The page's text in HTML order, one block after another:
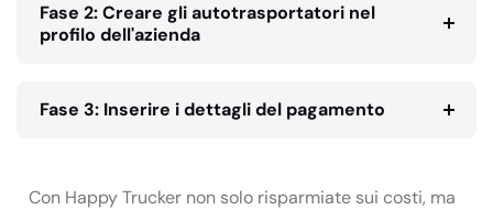
Fase 2: Creare gli autotrasportatori nel
profilo dell'azienda
Fase 3: Inserire i dettagli del pagamento
Con Happy Trucker non solo risparmiate sui costi, ma